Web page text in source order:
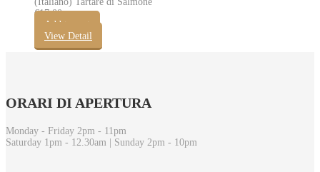
€17.00
Add to cart
View Detail
ORARI DI APERTURA
Monday - Friday 2pm - 11pm
Saturday 1pm - 12.30am | Sunday 2pm - 10pm